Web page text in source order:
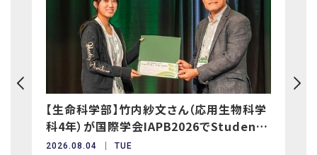
【生命科学部】竹内紗文さん（応用生物科学
科4年）が国際学会IAPB2026でStudent
Awardを受賞
2026.08.04 TUE